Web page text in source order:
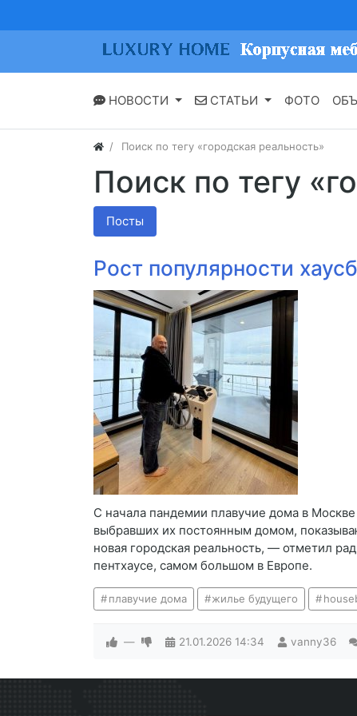
НОВОСТИ СТАТЬИ ФОТО
Поиск по тегу «городская реальность»
Поиск по тегу
Посты
Рост популярности
С начала пандемии плавучие дома в
выбравших их постоянным домом,
новая городская реальность, — отметил
пентхаусе, самом большом в Европе.
плавучие дома жилье будущего
— 21.01.2026 14:34 vanny36